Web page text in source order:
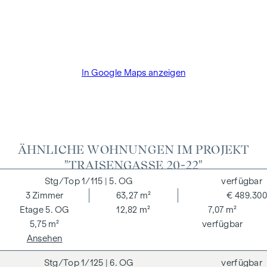
In Google Maps anzeigen
ÄHNLICHE WOHNUNGEN IM PROJEKT
"TRAISENGASSE 20-22"
1/115 | 5. OG
5. OG
3 Zimmer
63,27 m²
12,82 m²
7,07 m²
5,75 m²
€ 489.300
verfügbar
verfügbar
Ansehen
1/125 | 6. OG verfügbar